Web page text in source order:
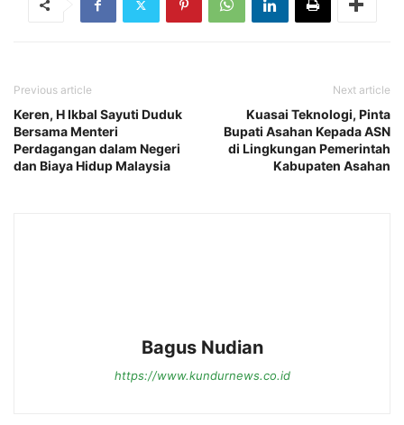
Previous article
Keren, H Ikbal Sayuti Duduk
Bersama Menteri
Perdagangan dalam Negeri
dan Biaya Hidup Malaysia
Next article
Kuasai Teknologi, Pinta
Bupati Asahan Kepada ASN
di Lingkungan Pemerintah
Kabupaten Asahan
Bagus Nudian
https://www.kundurnews.co.id